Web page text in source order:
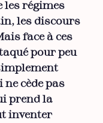
les régimes
les discours
face à ces
pour peu
cède pas
prend la
inventer